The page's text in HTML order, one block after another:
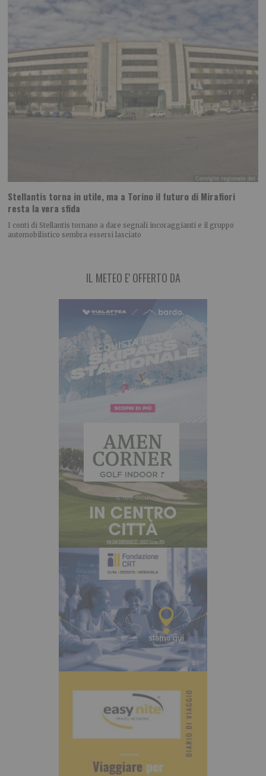
Stellantis torna in utile, ma a Torino il futuro di Mirafiori
resta la vera sfida
I conti di Stellantis tornano a dare segnali incoraggianti e il gruppo
automobilistico sembra essersi lasciato
IL METEO E' OFFERTO DA